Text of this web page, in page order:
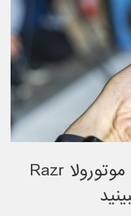
در تازه‌ترین ویدیوهای تبلیغاتی موتورولا Razr